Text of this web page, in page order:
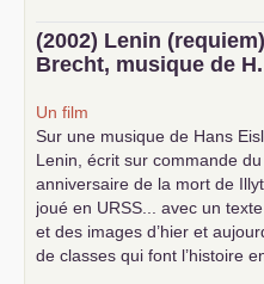
(2002) Lenin
Brecht, musique de
Un film
Sur une musique de Hans
Lenin, écrit sur commande du
anniversaire de la mort de
joué en URSS ... avec un
et des images d’hier et
de classes qui font l’histoire